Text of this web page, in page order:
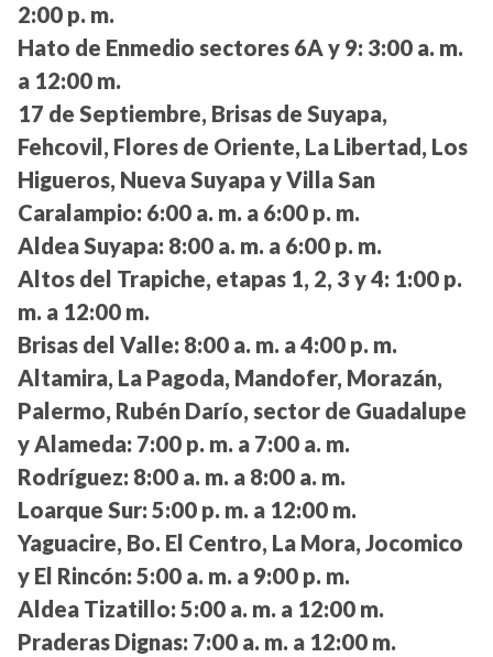
2:00 p. m.
Hato de Enmedio sectores 6A y 9: 3:00 a. m.
a 12:00 m.
17 de Septiembre, Brisas de Suyapa,
Fehcovil, Flores de Oriente, La Libertad, Los
Higueros, Nueva Suyapa y Villa San
Caralampio: 6:00 a. m. a 6:00 p. m.
Aldea Suyapa: 8:00 a. m. a 6:00 p. m.
Altos del Trapiche, etapas 1, 2, 3 y 4: 1:00 p.
m. a 12:00 m.
Brisas del Valle: 8:00 a. m. a 4:00 p. m.
Altamira, La Pagoda, Mandofer, Morazán,
Palermo, Rubén Darío, sector de Guadalupe
y Alameda: 7:00 p. m. a 7:00 a. m.
Rodríguez: 8:00 a. m. a 8:00 a. m.
Loarque Sur: 5:00 p. m. a 12:00 m.
Yaguacire, Bo. El Centro, La Mora, Jocomico
y El Rincón: 5:00 a. m. a 9:00 p. m.
Aldea Tizatillo: 5:00 a. m. a 12:00 m.
Praderas Dignas: 7:00 a. m. a 12:00 m.